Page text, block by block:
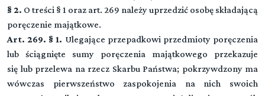
§ 2. O treści § 1 oraz art. 269 należy uprzedzić osobę składającą
poręczenie majątkowe.
Art. 269. § 1. Ulegające przepadkowi przedmioty poręczenia
lub ściągnięte sumy poręczenia majątkowego przekazuje
się lub przelewa na rzecz Skarbu Państwa; pokrzywdzony ma
wówczas pierwszeństwo zaspokojenia na nich swoich